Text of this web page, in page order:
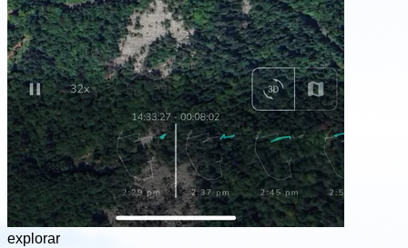
explorar